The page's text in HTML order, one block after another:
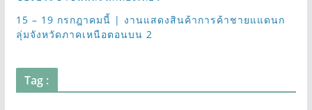
15 – 19 กรกฎาคมนี้ | งานแสดงสินค้าการค้าชายแแดนก
ลุ่มจังหวัดภาคเหนือตอนบน 2
Tag :